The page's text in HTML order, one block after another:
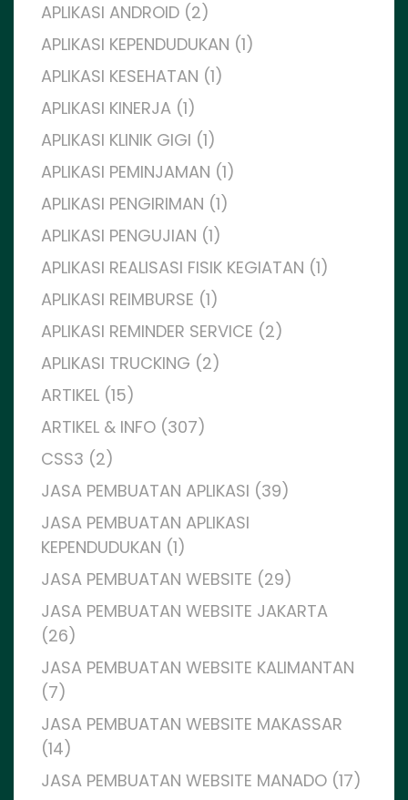
APLIKASI ANDROID (2)
APLIKASI KEPENDUDUKAN (1)
APLIKASI KESEHATAN (1)
APLIKASI KINERJA (1)
APLIKASI KLINIK GIGI (1)
APLIKASI PEMINJAMAN (1)
APLIKASI PENGIRIMAN (1)
APLIKASI PENGUJIAN (1)
APLIKASI REALISASI FISIK KEGIATAN (1)
APLIKASI REIMBURSE (1)
APLIKASI REMINDER SERVICE (2)
APLIKASI TRUCKING (2)
ARTIKEL (15)
ARTIKEL & INFO (307)
CSS3 (2)
JASA PEMBUATAN APLIKASI (39)
JASA PEMBUATAN APLIKASI
KEPENDUDUKAN (1)
JASA PEMBUATAN WEBSITE (29)
JASA PEMBUATAN WEBSITE JAKARTA
(26)
JASA PEMBUATAN WEBSITE KALIMANTAN
(7)
JASA PEMBUATAN WEBSITE MAKASSAR
(14)
JASA PEMBUATAN WEBSITE MANADO (17)